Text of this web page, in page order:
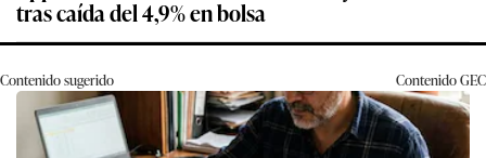
tras caída del 4,9% en bolsa
Contenido sugerido ContenidoGEC